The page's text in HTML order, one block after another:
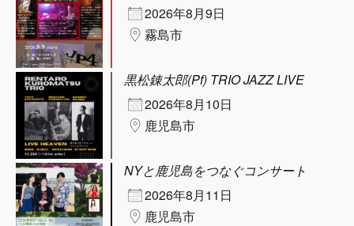
2026年8月9日
霧島市
黒松錬太郎(Pf) TRIO JAZZ LIVE
2026年8月10日
鹿児島市
NYと鹿児島をつなぐコンサート
2026年8月11日
鹿児島市